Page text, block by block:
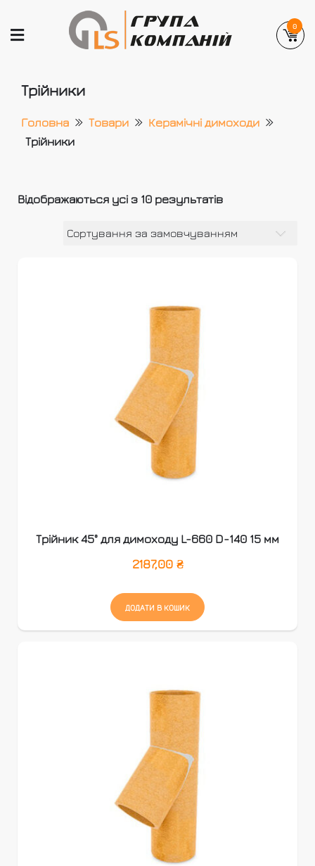
0
Трійники
Головна Товари
Керамічні димоходи
Трійники
Відображаються усі з 10 результатів
Трійник 45° для димоходу L-660 D-140 15 мм
2187,00 ₴
ДОДАТИ В КОШИК